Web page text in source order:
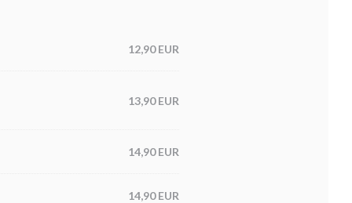
12,90 EUR
13,90 EUR
14,90 EUR
14,90 EUR